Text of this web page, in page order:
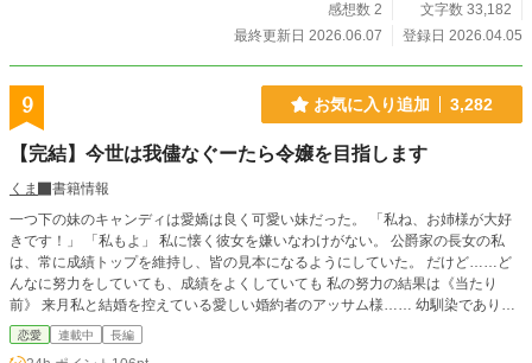
感想数 2
文字数 33,182
最終更新日 2026.06.07
登録日 2026.04.05
9 お気に入り追加 3,282
【完結】今世は我儘なぐーたら令嬢を目指します
くま
書籍情報
一つ下の妹のキャンディは愛嬌は良く可愛い妹だった。 「私ね、お姉様が大好
きです！」 「私もよ」 私に懐く彼女を嫌いなわけがない。 公爵家の長女の私
は、常に成績トップを維持し、皆の見本になるようにしていた。 だけど……ど
んなに努力をしていても、成績をよくしていても 私の努力の結果は《当たり
前》 来月私と結婚を控えている愛しい婚約者のアッサム様…… 幼馴染であり、
婚約者。とても優しい彼に惹かれ愛していた。 なのに……結婚式当日 「……今
なんと？」 「……こ、子供が出来たんだ。キャンディとの」 「お、お姉様……
恋愛 連載中 長編